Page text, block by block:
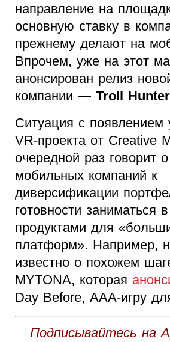
направление на
основную ставку в
прежнему делают на
Впрочем, уже на этот
анонсирован релиз
компании — Troll
Ситуация с появлением
VR-проекта от Creative
очередной раз говорит
мобильных компаний к
диверсификации
готовности заниматься
продуктами для
платформ». Например,
известно о похожем
MYTONA, которая
Day Before, ААА-игру
Подписывайтесь на